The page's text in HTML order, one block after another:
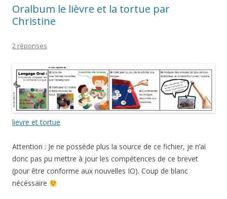
Oralbum le lièvre et la tortue par
Christine
2 réponses
lievre et tortue
Attention : Je ne possède plus la source de ce fichier, je n’ai
donc pas pu mettre à jour les compétences de ce brevet
(pour être conforme aux nouvelles IO). Coup de blanc
nécéssaire